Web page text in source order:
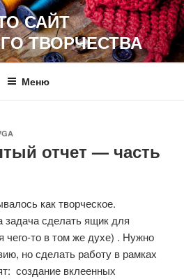
САЙТ
ТВОРЧЕСТВА
Меню
отчет — часть
как творческое.
сделать ящик для
чего-то в том же духе) . Нужно
но сделать работу в рамках
создание вклеенных